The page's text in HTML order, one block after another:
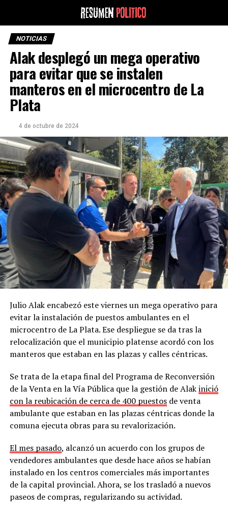
NOTICIAS
Alak desplegó un mega operativo
para evitar que se instalen
manteros en el microcentro de La
Plata
4 de octubre de 2024
Julio Alak encabezó este viernes un mega operativo para
evitar la instalación de puestos ambulantes en el
microcentro de La Plata. Ese despliegue se da tras la
relocalización que el municipio platense acordó con los
manteros que estaban en las plazas y calles céntricas.
Se trata de la etapa final del Programa de Reconversión
de la Venta en la Vía Pública que la gestión de Alakinició
con la reubicación de cerca de 400 puestosde venta
ambulante que estaban en las plazas céntricas donde la
comuna ejecuta obras para su revalorización.
El mes pasado, alcanzó un acuerdo con los grupos de
vendedores ambulantes que desde hace años se habían
instalado en los centros comerciales más importantes
de la capital provincial. Ahora, se los trasladó a nuevos
paseos de compras, regularizando su actividad.